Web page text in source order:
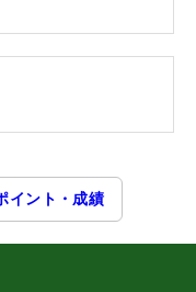
イント・成績